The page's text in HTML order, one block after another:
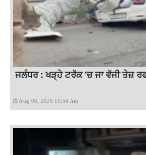
ਜਲੰਧਰ : ਖੜ੍ਹੇ ਟਰੱਕ ‘ਚ ਜਾ ਵੱਜੀ ਤੇਜ਼
Aug 08, 2026 10:56 Am